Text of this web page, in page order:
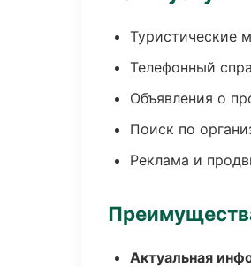
Туристические
Телефонный
Объявления о
Поиск по
Реклама и
Актуальная